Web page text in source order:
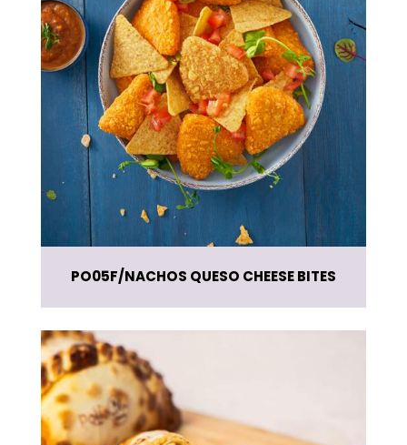
PO05F NACHOS QUESO CHEESE BITES